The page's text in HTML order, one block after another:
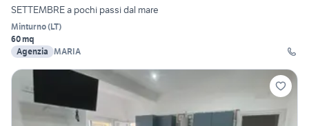
SETTEMBRE a pochi passi dal mare
Minturno(LT)
60 mq
Agenzia MARIA